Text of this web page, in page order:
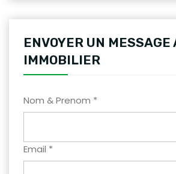
ENVOYER UN MESSAGE
IMMOBILIER
Nom & Prenom *
Email *